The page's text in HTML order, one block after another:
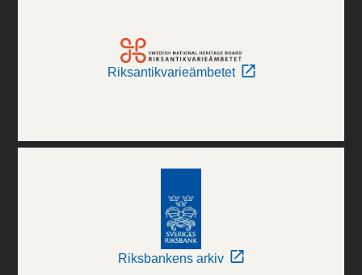
Riksantikvarieämbetet
Riksbankens arkiv